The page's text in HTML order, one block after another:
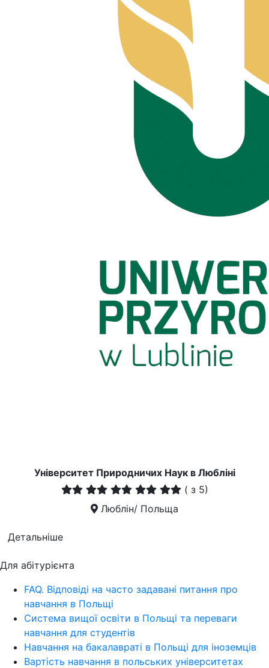
Університет Природничих Наук в Любліні
( з 5)
Люблін/ Польща
Детальніше
Для абітурієнта
FAQ. Відповіді на часто задавані питання про
навчання в Польщі
Система вищої освіти в Польщі та переваги
навчання для студентів
Навчання на бакалавраті в Польщі для іноземців
Вартість навчання в польських університетах